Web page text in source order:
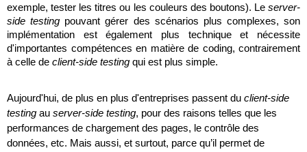
exemple, tester les titres ou les couleurs des boutons). Le server-
side testing pouvant gérer des scénarios plus complexes, son
implémentation est également plus technique et nécessite
d'importantes compétences en matière de coding, contrairement
à celle de client-side testing qui est plus simple.
Aujourd'hui, de plus en plus d'entreprises passent du client-side
testing au server-side testing, pour des raisons telles que les
performances de chargement des pages, le contrôle des
données, etc. Mais aussi, et surtout, parce qu’il permet de